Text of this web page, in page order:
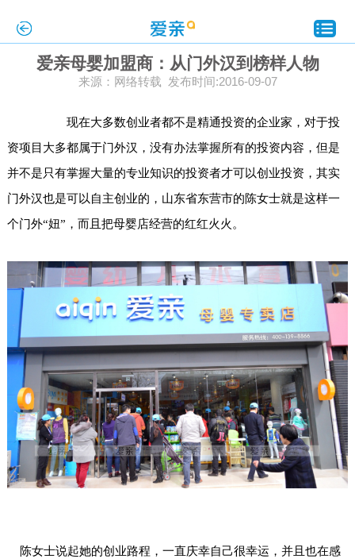
爱亲母婴加盟商：从门外汉到榜样人物
来源：网络转载 发布时间:2016-09-07
现在大多数创业者都不是精通投资的企业家，对于投
资项目大多都属于门外汉，没有办法掌握所有的投资内容，但是
并不是只有掌握大量的专业知识的投资者才可以创业投资，其实
门外汉也是可以自主创业的，山东省东营市的陈女士就是这样一
个门外“妞”，而且把母婴店经营的红红火火。
陈女士说起她的创业路程，一直庆幸自己很幸运，并且也在感